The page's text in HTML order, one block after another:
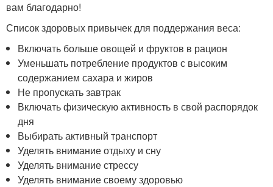
вам благодарно!
Список здоровых привычек для поддержания веса:
Включать больше овощей и фруктов в рацион
Уменьшать потребление продуктов с высоким
содержанием сахара и жиров
Не пропускать завтрак
Включать физическую активность в свой распорядок
дня
Выбирать активный транспорт
Уделять внимание отдыху и сну
Уделять внимание стрессу
Уделять внимание своему здоровью